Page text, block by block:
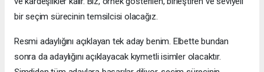
bir seçim sürecinin temsilcisi olacağız.
Resmi adaylığını açıklayan tek aday benim. Elbette bundan
sonra da adaylığını açıklayacak kıymetli isimler olacaktır.